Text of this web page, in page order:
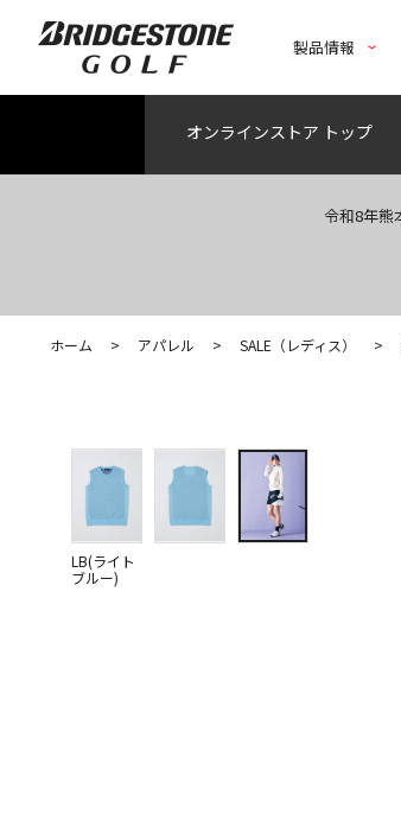
製品情報
オンラインストア トップ
令和8年熊
ホーム > アパレル > SALE（レディス） >
LB(ライト
ブルー)